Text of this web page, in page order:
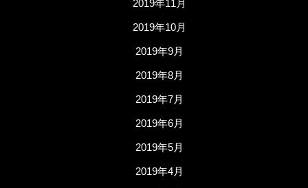
2019年11月
2019年10月
2019年9月
2019年8月
2019年7月
2019年6月
2019年5月
2019年4月